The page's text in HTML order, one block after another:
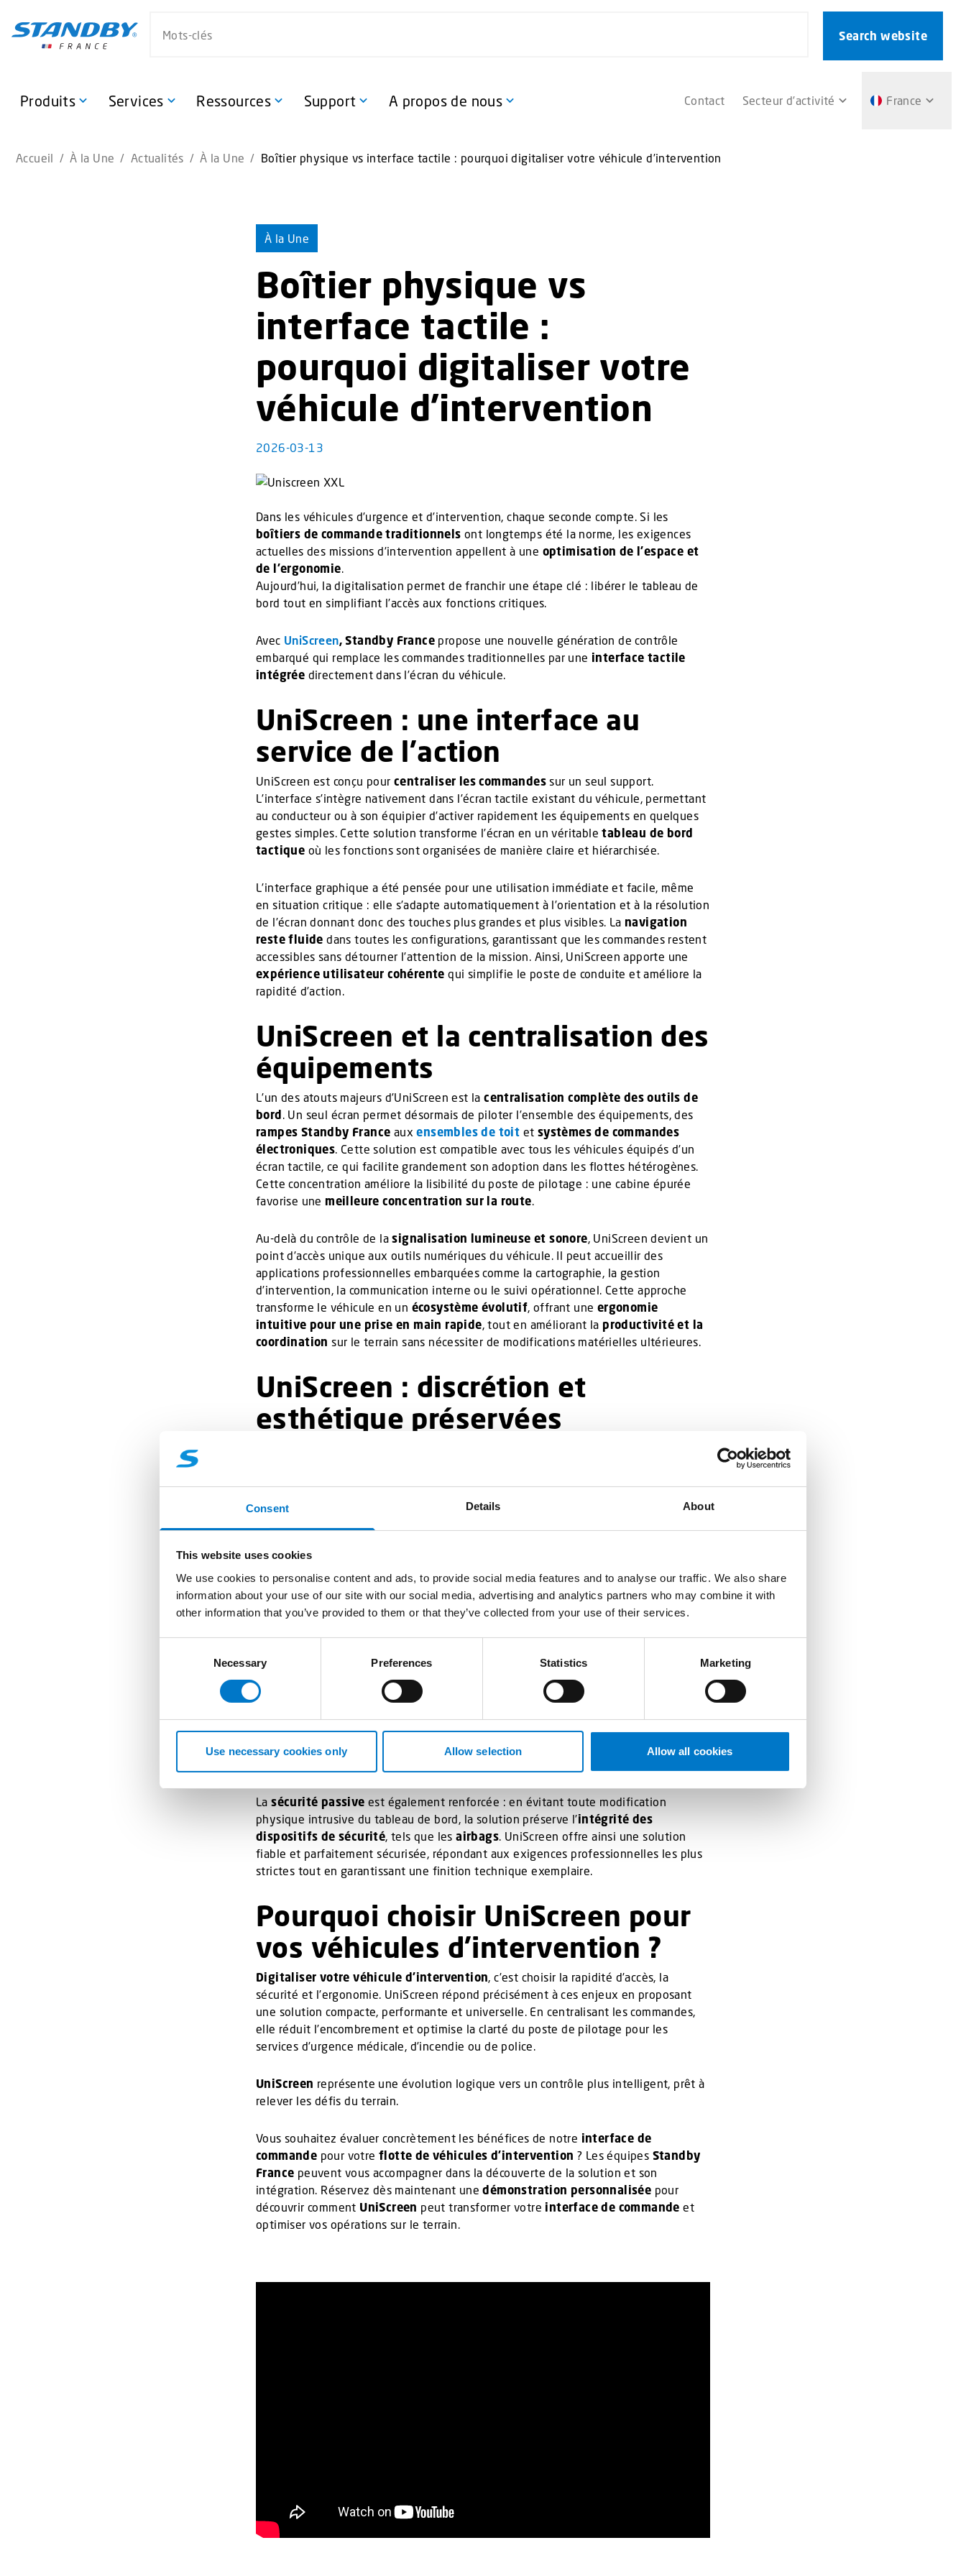
Consent Details About
This website uses cookies
We use cookies to personalise content and ads, to provide social media features and to analyse our traffic. We also share
information about your use of our site with our social media, advertising and analytics partners who may combine it with
other information that you’ve provided to them or that they’ve collected from your use of their services.
e
Necessary Preferences Statistics Marketing
Use necessary cookies only Allow selection Allow all cookies
k
o
n
Search website
Produits Services Ressources Support A propos de nous Contact Secteur d’activité France
Accueil / À la Une / Actualités / À la Une / Boîtier physique vs interface tactile : pourquoi digitaliser votre véhicule d’intervention
À la Une
Boîtier physique vs
interface tactile :
pourquoi digitaliser votre
véhicule d’intervention
2026-03-13
Dans les véhicules d’urgence et d’intervention, chaque seconde compte. Si les
boîtiers de commande traditionnels ont longtemps été la norme, les exigences
actuelles des missions d’intervention appellent à une optimisation de l’espace et
de l’ergonomie.
Aujourd’hui, la digitalisation permet de franchir une étape clé : libérer le tableau de
bord tout en simplifiant l’accès aux fonctions critiques.
Avec UniScreen, Standby France propose une nouvelle génération de contrôle
embarqué qui remplace les commandes traditionnelles par une interface tactile
intégrée directement dans l’écran du véhicule.
UniScreen : une interface au
service de l’action
UniScreen est conçu pour centraliser les commandes sur un seul support.
L’interface s’intègre nativement dans l’écran tactile existant du véhicule, permettant
au conducteur ou à son équipier d’activer rapidement les équipements en quelques
gestes simples. Cette solution transforme l’écran en un véritabletableau de bord
tactique où les fonctions sont organisées de manière claire et hiérarchisée.
L’interface graphique a été pensée pour une utilisation immédiate et facile, même
en situation critique : elle s’adapte automatiquement à l’orientation et à la résolution
de l’écran donnant donc des touches plus grandes et plus visibles. La navigation
reste fluide dans toutes les configurations, garantissant que les commandes restent
accessibles sans détourner l’attention de la mission. Ainsi, UniScreen apporte une
expérience utilisateur cohérente qui simplifie le poste de conduite et améliore la
rapidité d’action.
UniScreen et la centralisation des
équipements
L’un des atouts majeurs d’UniScreen est lacentralisation complète des outils de
bord. Un seul écran permet désormais de piloter l’ensemble des équipements, des
rampes Standby France auxensembles de toit et systèmes de commandes
électroniques. Cette solution est compatible avec tous les véhicules équipés d’un
écran tactile, ce qui facilite grandement son adoption dans les flottes hétérogènes.
Cette concentration améliore la lisibilité du poste de pilotage : une cabine épurée
favorise une meilleure concentration sur la route.
Au-delà du contrôle de lasignalisation lumineuse et sonore, UniScreen devient un
point d’accès unique aux outils numériques du véhicule. Il peut accueillir des
applications professionnelles embarquées comme la cartographie, la gestion
d’intervention, la communication interne ou le suivi opérationnel. Cette approche
transforme le véhicule en un écosystème évolutif, offrant une ergonomie
intuitive pour une prise en main rapide, tout en améliorant la productivité et la
coordination sur le terrain sans nécessiter de modifications matérielles ultérieures.
UniScreen : discrétion et
esthétique préservées
, UniScreen garantit une parfaite
Aucun bouton supplémentaire n’étant visible, le tableau de bord conserve son design
d’origine. Cette intégration discrète constitue un
avantage stratégique majeur
permettant au véhicule de s’adapter à son environnement sans compromis
esthétique ni opérationnel.
Installation simplifiée et sécurité
renforcée
du véhicule. En utilisant l’écran tactile déjà installé, on s’affranchit de l’ajout de
câblages complexes à proximité des zones sensibles de l’habitacle. Cette approche
Lasécurité passive est également renforcée : en évitant toute modification
physique intrusive du tableau de bord, la solution préserve l’intégrité des
dispositifs de sécurité, tels que lesairbags. UniScreen offre ainsi une solution
fiable et parfaitement sécurisée, répondant aux exigences professionnelles les plus
strictes tout en garantissant une finition technique exemplaire.
Pourquoi choisir UniScreen pour
vos véhicules d’intervention ?
Digitaliser votre véhicule d’intervention, c’est choisir la rapidité d’accès, la
sécurité et l’ergonomie. UniScreen répond précisément à ces enjeux en proposant
une solution compacte, performante et universelle. En centralisant les commandes,
elle réduit l’encombrement et optimise la clarté du poste de pilotage pour les
services d’urgence médicale, d’incendie ou de police.
UniScreen représente une évolution logique vers un contrôle plus intelligent, prêt à
relever les défis du terrain.
Vous souhaitez évaluer concrètement les bénéfices de notre interface de
commande pour votreflotte de véhicules d’intervention ? Les équipes Standby
France peuvent vous accompagner dans la découverte de la solution et son
intégration. Réservez dès maintenant unedémonstration personnalisée pour
découvrir comment UniScreen peut transformer votre interface de commande et
optimiser vos opérations sur le terrain.